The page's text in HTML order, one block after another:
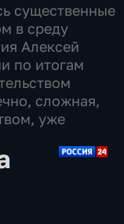
существенные
в среду
Алексей
по итогам
сложная,
уже